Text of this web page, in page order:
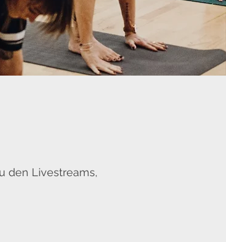
den Livestreams,